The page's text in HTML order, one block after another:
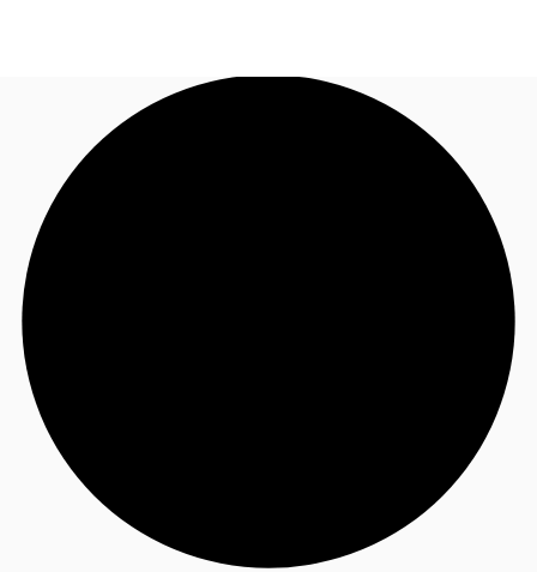
Blog
Données marchés
Appelez maintenant